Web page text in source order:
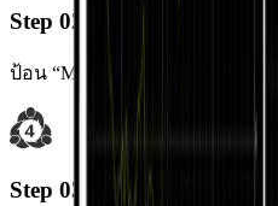
Step 02
ป้อน “MetaTrader 5” ในแถบค้นหา
Step 03